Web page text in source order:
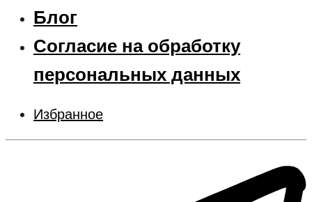
Блог
Согласие на обработку
персональных данных
Избранное